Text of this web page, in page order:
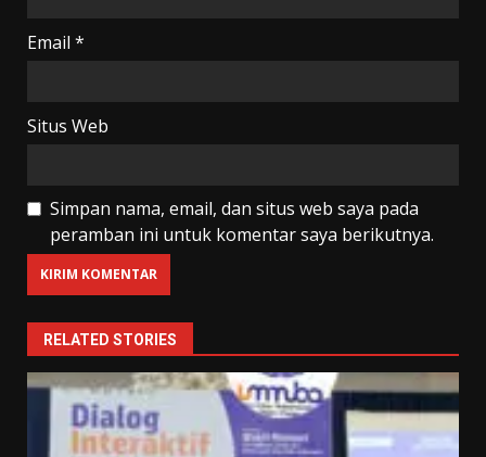
Email *
Situs Web
Simpan nama, email, dan situs web saya pada
peramban ini untuk komentar saya berikutnya.
RELATED STORIES